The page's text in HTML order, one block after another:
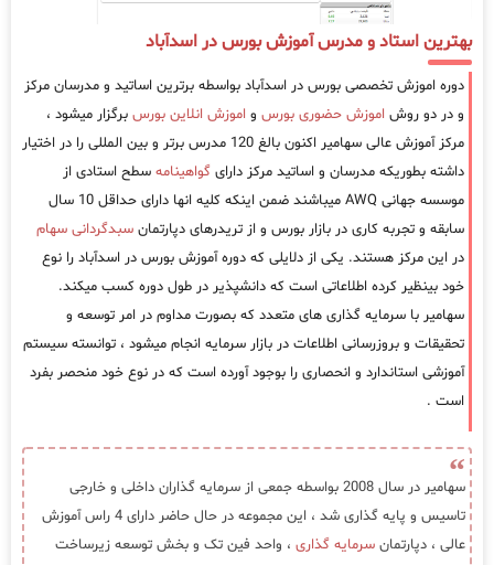
بهترین استاد و مدرس آموزش بورس در اسدآباد
دوره اموزش تخصصی بورس در اسدآباد بواسطه برترین اساتید و مدرسان مرکز
و در دو روش اموزش حضوری بورس و اموزش انلاین بورس برگزار میشود ،
مرکز آموزش عالی سهامیر اکنون بالغ 120 مدرس برتر و بین المللی را در اختیار
داشته بطوریکه مدرسان و اساتید مرکز دارای گواهینامه سطح استادی از
موسسه جهانی AWQ میباشند ضمن اینکه کلیه انها دارای حداقل 10 سال
سابقه و تجربه کاری در بازار بورس و از تریدرهای دپارتمان سبدگردانی سهام
در این مرکز هستند. یکی از دلایلی که دوره آموزش بورس در اسدآباد را نوع
خود بینظیر کرده اطلاعاتی است که دانشپذیر در طول دوره کسب میکند.
سهامیر با سرمایه گذاری های متعدد که بصورت مداوم در امر توسعه و
تحقیقات و بروزرسانی اطلاعات در بازار سرمایه انجام میشود ، توانسته سیستم
آموزشی استاندارد و انحصاری را بوجود آورده است که در نوع خود منحصر بفرد
است .
سهامیر در سال 2008 بواسطه جمعی از سرمایه گذاران داخلی و خارجی
تاسیس و پایه گذاری شد ، این مجموعه در حال حاضر دارای 4 راس آموزش
عالی ، دپارتمان سرمایه گذاری ، واحد فین تک و بخش توسعه زیرساخت